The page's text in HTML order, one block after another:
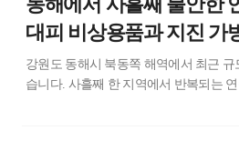
대피 비상용품과 지진 가
강원도 동해시 북동쪽 해역에서 최근 규
습니다. 사흘째 한 지역에서 반복되는